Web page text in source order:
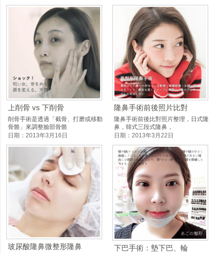
上削骨 vs 下削骨
削骨手術是透過「截骨、打磨或移動
骨骼」來調整臉部骨骼
日期：2013年3月16日
隆鼻手術前後照片比對
隆鼻手術前後比對照片整理，日式隆
鼻，韓式三段式隆鼻，
日期：2013年3月22日
玻尿酸隆鼻微整形隆鼻 下巴手術：墊下巴、輪